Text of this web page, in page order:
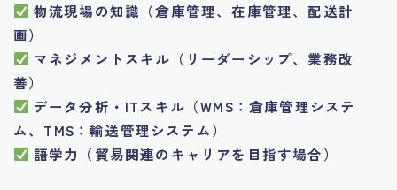
物流現場の知識（倉庫管理、在庫管理、配送計
画）
マネジメントスキル（リーダーシップ、業務改
善）
データ分析・ITスキル（WMS：倉庫管理システ
ム、TMS：輸送管理システム）
語学力（貿易関連のキャリアを目指す場合）